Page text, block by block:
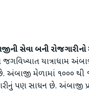
સેવા બની
યાત્રાધામ
અંબાજી મેળામાં ૧૦૦૦
પણ સાધન છે. અંબાજી